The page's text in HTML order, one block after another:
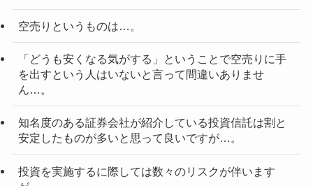
空売りというものは…。
「どうも安くなる気がする」ということで空売りに手
を出すという人はいないと言って間違いありませ
ん…。
知名度のある証券会社が紹介している投資信託は割と
安定したものが多いと思って良いですが…。
投資を実施するに際しては数々のリスクが伴います